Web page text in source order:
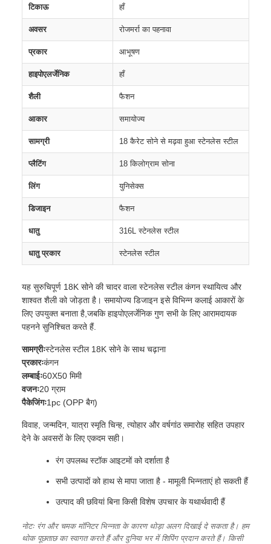
टिकाऊ हाँ
अवसर रोजमर्रा का पहनावा
प्रकार आभूषण
हाइपोएलर्जेनिक हाँ
शैली फैशन
आकार समायोज्य
सामग्री 18 कैरेट सोने से मढ़वा हुआ स्टेनलेस स्टील
प्लैटिंग 18 किलोग्राम सोना
लिंग युनिसेक्स
डिजाइन फैशन
धातु 316L स्टेनलेस स्टील
धातु प्रकार स्टेनलेस स्टील
यह सुरुचिपूर्ण 18K सोने की चादर वाला स्टेनलेस स्टील कंगन स्थायित्व और
शाश्वत शैली को जोड़ता है। समायोज्य डिजाइन इसे विभिन्न कलाई आकारों के
लिए उपयुक्त बनाता है,जबकि हाइपोएलर्जेनिक गुण सभी के लिए आरामदायक
पहनने सुनिश्चित करते हैं.
सामग्रीःस्टेनलेस स्टील 18K सोने के साथ चढ़ाना
प्रकारःकंगन
लम्बाईः60X50 मिमी
वजनः20 ग्राम
पैकेजिंगः1pc (OPP बैग)
विवाह, जन्मदिन, यात्रा स्मृति चिन्ह, त्योहार और वर्षगांठ समारोह सहित उपहार
देने के अवसरों के लिए एकदम सही।
रंग उपलब्ध स्टॉक आइटमों को दर्शाता है
सभी उत्पादों को हाथ से मापा जाता है - मामूली भिन्नताएं हो सकती हैं
उत्पाद की छवियां बिना किसी विशेष उपचार के यथार्थवादी हैं
नोटः रंग और चमक मॉनिटर भिन्नता के कारण थोड़ा अलग दिखाई दे सकता है। हम
थोक पूछताछ का स्वागत करते हैं और दुनिया भर में शिपिंग प्रदान करते हैं। किसी